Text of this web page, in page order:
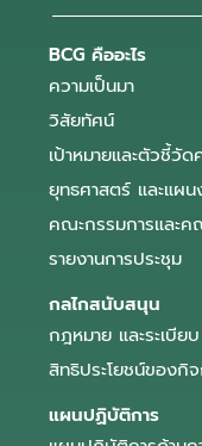
BCG คืออะไร
ความเป็นมา
วิสัยทัศน์
เป้าหมายและตัวชี้วัด
ยุทธศาสตร์ และแผน
คณะกรรมการและค
รายงานการประชุม
กลไกสนับสนุน
กฎหมาย และระเบียบ
สิทธิประโยชน์ของกิ
แผนปฏิบัติการ